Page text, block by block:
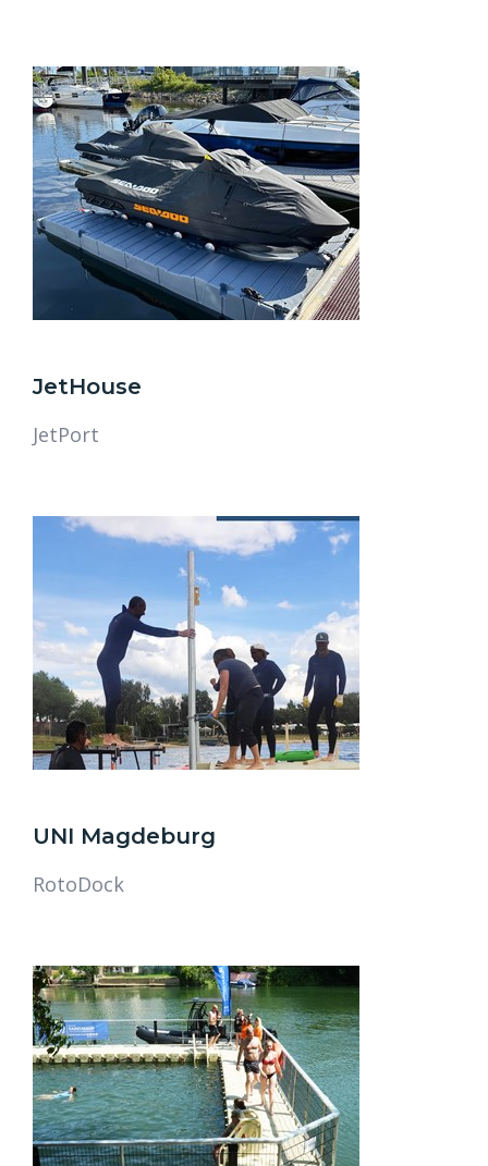
JetHouse
JetPort
UNI Magdeburg
RotoDock